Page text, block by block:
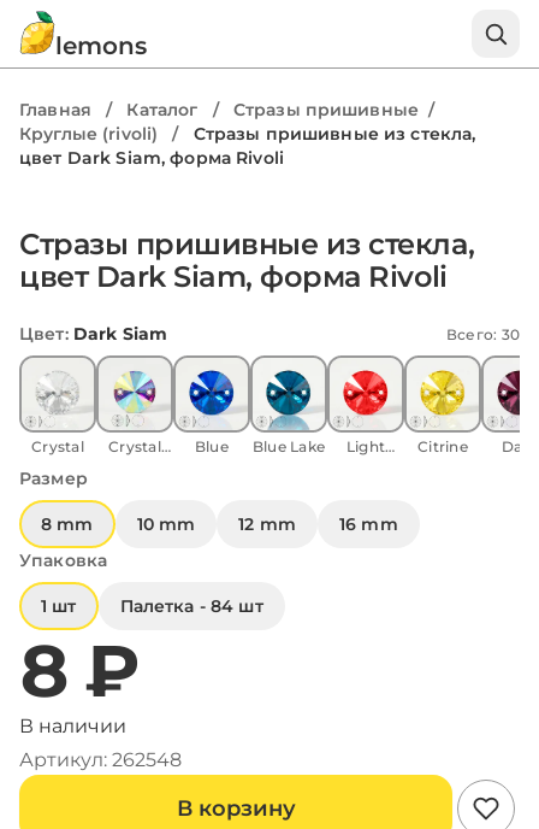
lemons
Главная / Каталог / Стразы пришивные /
Круглые (rivoli)
/
Стразы пришивные из стекла,
цвет Dark Siam, форма Rivoli
Стразы пришивные из стекла,
цвет Dark Siam, форма Rivoli
Цвет: Dark Siam Всего: 30
Crystal
Crystal
Blue Blue Lake
Light
Citrine
Dark
Размер
8 mm 10 mm 12 mm
16 mm
Упаковка
1 шт Палетка - 84 шт
8 ₽
В наличии
Артикул: 262548
В корзину